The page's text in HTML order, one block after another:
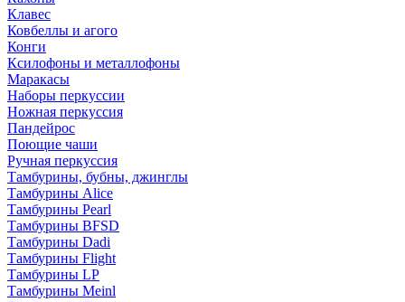
Клавес
Ковбеллы и агого
Конги
Ксилофоны и металлофоны
Маракасы
Наборы перкуссии
Ножная перкуссия
Пандейрос
Поющие чаши
Ручная перкуссия
Тамбурины, бубны, джинглы
Тамбурины Alice
Тамбурины Pearl
Тамбурины BFSD
Тамбурины Dadi
Тамбурины Flight
Тамбурины LP
Тамбурины Meinl